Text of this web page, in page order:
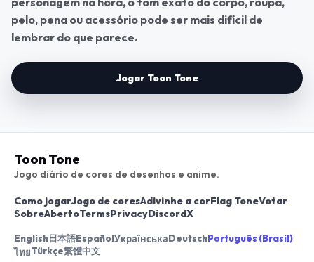
pelo, pena ou acessório pode ser mais difícil de
lembrar do que parece.
Jogar Toon Tone
Toon Tone
Jogo diário de cores de desenhos e anime.
Como jogarJogo de coresAdivinhe a corFlag ToneVotar
SobreAbertoTermsPrivacyDiscordX
English日本語EspañolУкраїнськаDeutschPortuguês (Brasil)
ไทยTürkçe繁體中文